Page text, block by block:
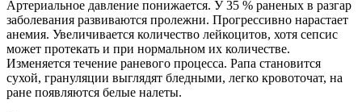
Артериальное давление понижается. У 35 % раненых в разгар
заболевания развиваются пролежни. Прогрессивно нарастает
анемия. Увеличивается количество лейкоцитов, хотя сепсис
может протекать и при нормальном их количестве.
Изменяется течение раневого процесса. Рапа становится
сухой, грануляции выглядят бледными, легко кровоточат, на
ране появляются белые налеты.